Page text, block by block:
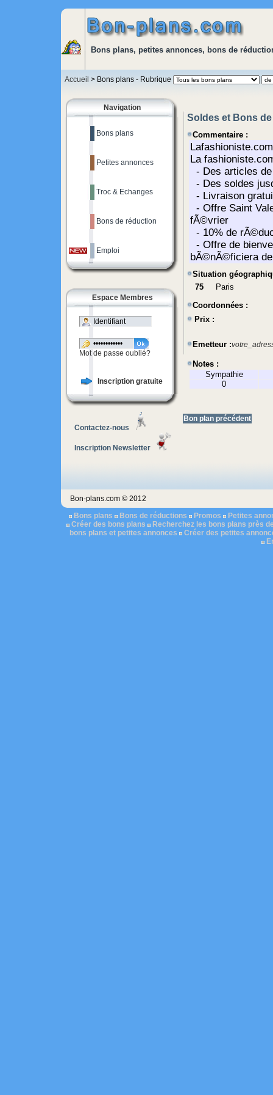
Bons plans, petites annonces, bons de
Accueil > Bons plans - Rubrique
Navigation
Bons plans
Petites annonces
Troc & Echanges
Bons de réduction
Emploi
Espace Membres
Mot de passe oublié?
Inscription gratuite
Contactez-nous
Inscription Newsletter
Soldes et Bons
Commentaire :
Situation
75
Paris
Coordonnées :
Prix :
Emetteur :
Notes :
Sympathie
0
Bon plan précédent
Bon-plans.com © 2012
Bons plans
Bons de réductions Promos
Petites
Créer des bons plans
Recherchez les bons plans près
bons plans et petites annonces
Créer des petites